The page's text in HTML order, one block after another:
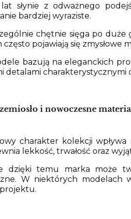
słynie z odważnego
bardziej wyraziste.
chętnie sięga po
często pojawiają się
bazują na eleganckich
detalami charakterystycznymi
i nowoczesne
charakter kolekcji
lekkość, trwałość oraz
dzięki temu marka może
W niektórych modelach